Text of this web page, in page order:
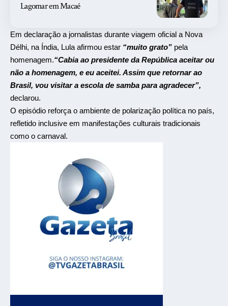
Lagomar em Macaé
Em declaração a jornalistas durante viagem oficial a Nova
Délhi, na Índia, Lula afirmou estar “muito grato” pela
homenagem.“Cabia ao presidente da República aceitar ou
não a homenagem, e eu aceitei. Assim que retornar ao
Brasil, vou visitar a escola de samba para agradecer”,
declarou.
O episódio reforça o ambiente de polarização política no país,
refletido inclusive em manifestações culturais tradicionais
como o carnaval.